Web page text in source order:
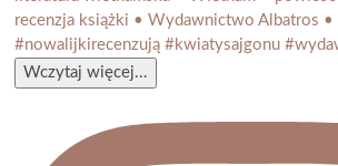
Wczytaj więcej...